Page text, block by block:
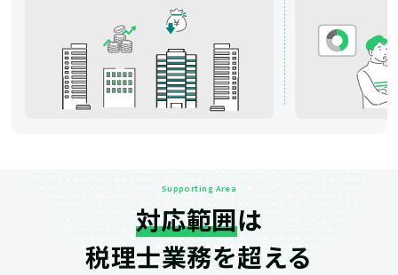
Supporting Area
対応範囲は
税理士業務を超える